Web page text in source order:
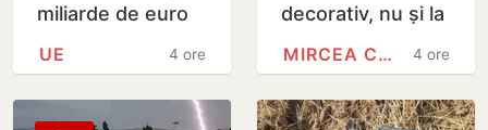
miliarde de euro
generate de
înghețate
4 ore
UE
decorativ, nu și la
Irigarea spațiilor4 ore
MIRCEA CEL BĂTRÂN